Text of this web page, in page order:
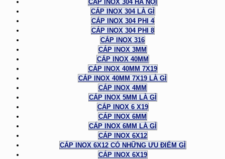
CÁP INOX 304 HÀ NỘI
CÁP INOX 304 LÀ GÌ
CÁP INOX 304 PHI 4
CÁP INOX 304 PHI 8
CÁP INOX 316
CÁP INOX 3MM
CÁP INOX 40MM
CÁP INOX 40MM 7X19
CÁP INOX 40MM 7X19 LÀ GÌ
CÁP INOX 4MM
CÁP INOX 5MM LÀ GÌ
CÁP INOX 6 X19
CÁP INOX 6MM
CÁP INOX 6MM LÀ GÌ
CÁP INOX 6X12
CÁP INOX 6X12 CÓ NHỮNG ƯU ĐIỂM GÌ
CÁP INOX 6X19